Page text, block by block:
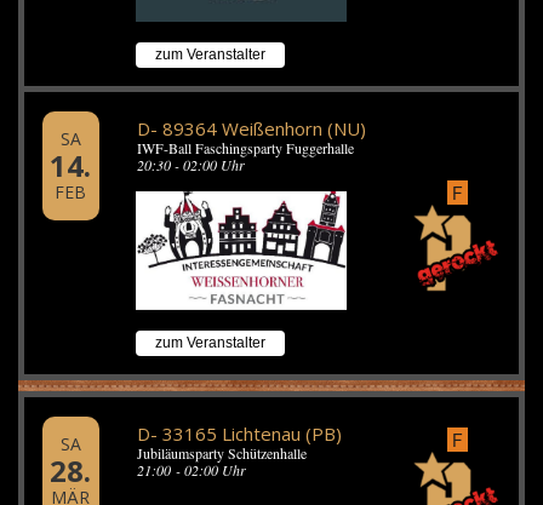
zum Veranstalter
SA
14.
FEB
D- 89364 Weißenhorn (NU)
IWF-Ball Faschingsparty Fuggerhalle
20:30 - 02:00 Uhr
zum Veranstalter
F
SA
28.
MÄR
D- 33165 Lichtenau (PB)
Jubiläumsparty Schützenhalle
21:00 - 02:00 Uhr
F